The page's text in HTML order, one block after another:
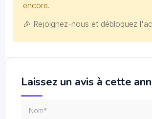
encore.
🎉 Rejoignez-nous et débloquez
Laissez un avis à cette